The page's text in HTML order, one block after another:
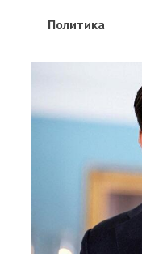
Политика